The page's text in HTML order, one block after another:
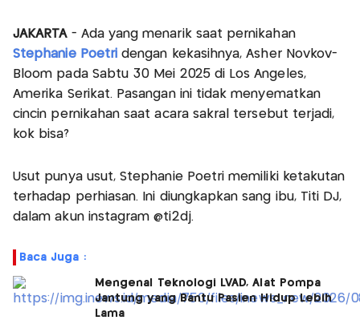
JAKARTA - Ada yang menarik saat pernikahan
Stephanie Poetri dengan kekasihnya, Asher Novkov-
Bloom pada Sabtu 30 Mei 2025 di Los Angeles,
Amerika Serikat. Pasangan ini tidak menyematkan
cincin pernikahan saat acara sakral tersebut terjadi,
kok bisa?
Usut punya usut, Stephanie Poetri memiliki ketakutan
terhadap perhiasan. Ini diungkapkan sang ibu, Titi DJ,
dalam akun instagram @ti2dj.
Baca Juga :
Mengenal Teknologi LVAD, Alat Pompa
Jantung yang Bantu Pasien Hidup Lebih
Lama